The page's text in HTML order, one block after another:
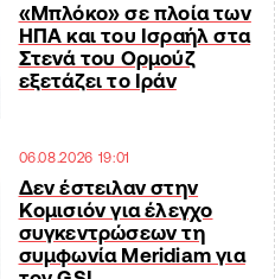
«Μπλόκο» σε πλοία των
ΗΠΑ και του Ισραήλ στα
Στενά του Ορμούζ
εξετάζει το Ιράν
06.08.2026 19:01
Δεν έστειλαν στην
Κομισιόν για έλεγχο
συγκεντρώσεων τη
συμφωνία Meridiam για